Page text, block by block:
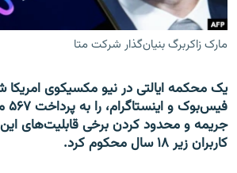
مارک زاکربرگ بنیان‌گذار شرکت متا
یک محکمه ایالتی در نیو مکسیکوی امریکا
جریمه و محدود کردن برخی قابلیت‌های
کاربران زیر ۱۸ سال محکوم کرد.